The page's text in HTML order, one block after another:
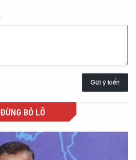
Gửi ý kiến
ĐỪNG BỎ LỠ